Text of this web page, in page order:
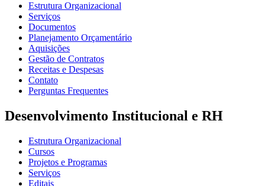
Estrutura Organizacional
Serviços
Documentos
Planejamento Orçamentário
Aquisições
Gestão de Contratos
Receitas e Despesas
Contato
Perguntas Frequentes
Desenvolvimento Institucional e RH
Estrutura Organizacional
Cursos
Projetos e Programas
Serviços
Editais